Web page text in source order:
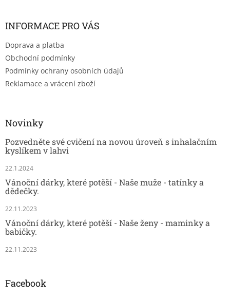
INFORMACE PRO VÁS
Doprava a platba
Obchodní podmínky
Podmínky ochrany osobních údajů
Reklamace a vrácení zboží
Novinky
Pozvedněte své cvičení na novou úroveň s inhalačním
kyslíkem v lahvi
22.1.2024
Vánoční dárky, které potěší - Naše muže - tatínky a
dědečky.
22.11.2023
Vánoční dárky, které potěší - Naše ženy - maminky a
babičky.
22.11.2023
Facebook